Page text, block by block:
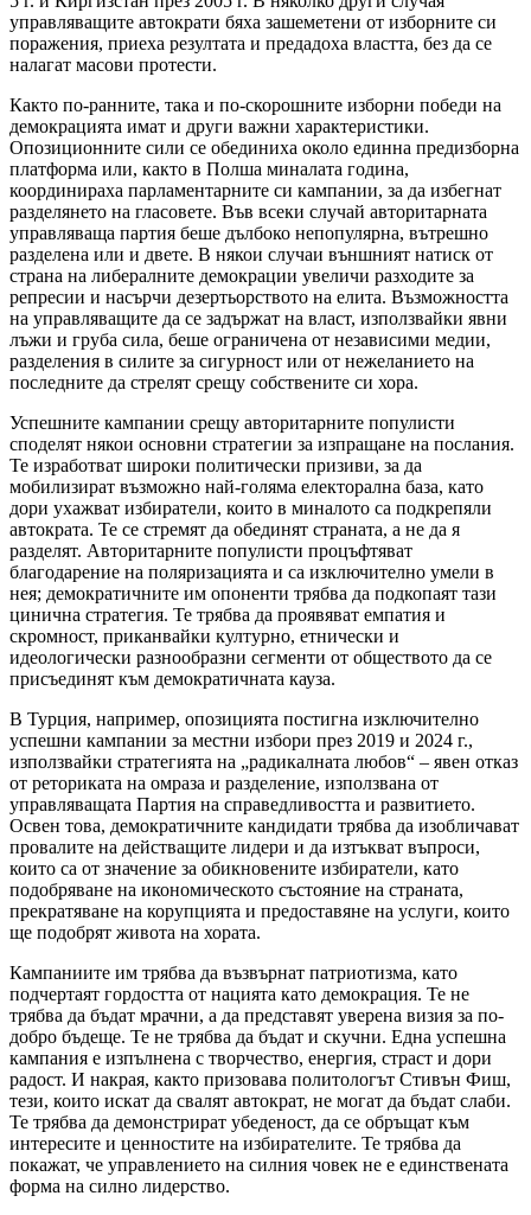
управляващите автократи бяха зашеметени от изборните си
поражения, приеха резултата и предадоха властта, без да се
налагат масови протести.
Както по-ранните, така и по-скорошните изборни победи на
демокрацията имат и други важни характеристики.
Опозиционните сили се обединиха около единна предизборна
платформа или, както в Полша миналата година,
координираха парламентарните си кампании, за да избегнат
разделянето на гласовете. Във всеки случай авторитарната
управляваща партия беше дълбоко непопулярна, вътрешно
разделена или и двете. В някои случаи външният натиск от
страна на либералните демокрации увеличи разходите за
репресии и насърчи дезертьорството на елита. Възможността
на управляващите да се задържат на власт, използвайки явни
лъжи и груба сила, беше ограничена от независими медии,
разделения в силите за сигурност или от нежеланието на
последните да стрелят срещу собствените си хора.
Успешните кампании срещу авторитарните популисти
споделят някои основни стратегии за изпращане на послания.
Те изработват широки политически призиви, за да
мобилизират възможно най-голяма електорална база, като
дори ухажват избиратели, които в миналото са подкрепяли
автократа. Те се стремят да обединят страната, а не да я
разделят. Авторитарните популисти процъфтяват
благодарение на поляризацията и са изключително умели в
нея; демократичните им опоненти трябва да подкопаят тази
цинична стратегия. Те трябва да проявяват емпатия и
скромност, приканвайки културно, етнически и
идеологически разнообразни сегменти от обществото да се
присъединят към демократичната кауза.
В Турция, например, опозицията постигна изключително
успешни кампании за местни избори през 2019 и 2024 г.,
използвайки стратегията на „радикалната любов“ – явен отказ
от реториката на омраза и разделение, използвана от
управляващата Партия на справедливостта и развитието.
Освен това, демократичните кандидати трябва да изобличават
провалите на действащите лидери и да изтъкват въпроси,
които са от значение за обикновените избиратели, като
подобряване на икономическото състояние на страната,
прекратяване на корупцията и предоставяне на услуги, които
ще подобрят живота на хората.
Кампаниите им трябва да възвърнат патриотизма, като
подчертаят гордостта от нацията като демокрация. Те не
трябва да бъдат мрачни, а да представят уверена визия за по-
добро бъдеще. Те не трябва да бъдат и скучни. Една успешна
кампания е изпълнена с творчество, енергия, страст и дори
радост. И накрая, както призовава политологът Стивън Фиш,
тези, които искат да свалят автократ, не могат да бъдат слаби.
Те трябва да демонстрират убеденост, да се обръщат към
интересите и ценностите на избирателите. Те трябва да
покажат, че управлението на силния човек не е единствената
форма на силно лидерство.